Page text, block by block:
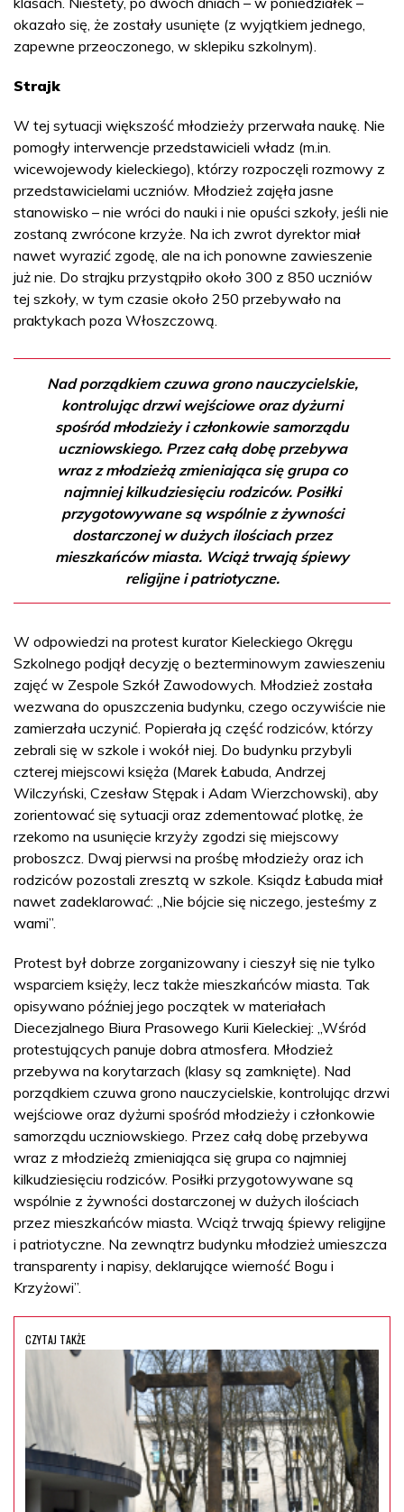
okazało się, że zostały usunięte (z wyjątkiem jednego,
zapewne przeoczonego, w sklepiku szkolnym).
Strajk
W tej sytuacji większość młodzieży przerwała naukę. Nie
pomogły interwencje przedstawicieli władz (m.in.
wicewojewody kieleckiego), którzy rozpoczęli rozmowy z
przedstawicielami uczniów. Młodzież zajęła jasne
stanowisko – nie wróci do nauki i nie opuści szkoły, jeśli nie
zostaną zwrócone krzyże. Na ich zwrot dyrektor miał
nawet wyrazić zgodę, ale na ich ponowne zawieszenie
już nie. Do strajku przystąpiło około 300 z 850 uczniów
tej szkoły, w tym czasie około 250 przebywało na
praktykach poza Włoszczową.
Nad porządkiem czuwa grono nauczycielskie,
kontrolując drzwi wejściowe oraz dyżurni
spośród młodzieży i członkowie samorządu
uczniowskiego. Przez całą dobę przebywa
wraz z młodzieżą zmieniająca się grupa co
najmniej kilkudziesięciu rodziców. Posiłki
przygotowywane są wspólnie z żywności
dostarczonej w dużych ilościach przez
mieszkańców miasta. Wciąż trwają śpiewy
religijne i patriotyczne.
W odpowiedzi na protest kurator Kieleckiego Okręgu
Szkolnego podjął decyzję o bezterminowym zawieszeniu
zajęć w Zespole Szkół Zawodowych. Młodzież została
wezwana do opuszczenia budynku, czego oczywiście nie
zamierzała uczynić. Popierała ją część rodziców, którzy
zebrali się w szkole i wokół niej. Do budynku przybyli
czterej miejscowi księża (Marek Łabuda, Andrzej
Wilczyński, Czesław Stępak i Adam Wierzchowski), aby
zorientować się sytuacji oraz zdementować plotkę, że
rzekomo na usunięcie krzyży zgodzi się miejscowy
proboszcz. Dwaj pierwsi na prośbę młodzieży oraz ich
rodziców pozostali zresztą w szkole. Ksiądz Łabuda miał
nawet zadeklarować: „Nie bójcie się niczego, jesteśmy z
wami”.
Protest był dobrze zorganizowany i cieszył się nie tylko
wsparciem księży, lecz także mieszkańców miasta. Tak
opisywano później jego początek w materiałach
Diecezjalnego Biura Prasowego Kurii Kieleckiej: „Wśród
protestujących panuje dobra atmosfera. Młodzież
przebywa na korytarzach (klasy są zamknięte). Nad
porządkiem czuwa grono nauczycielskie, kontrolując drzwi
wejściowe oraz dyżurni spośród młodzieży i członkowie
samorządu uczniowskiego. Przez całą dobę przebywa
wraz z młodzieżą zmieniająca się grupa co najmniej
kilkudziesięciu rodziców. Posiłki przygotowywane są
wspólnie z żywności dostarczonej w dużych ilościach
przez mieszkańców miasta. Wciąż trwają śpiewy religijne
i patriotyczne. Na zewnątrz budynku młodzież umieszcza
transparenty i napisy, deklarujące wierność Bogu i
Krzyżowi”.
CZYTAJ TAKŻE